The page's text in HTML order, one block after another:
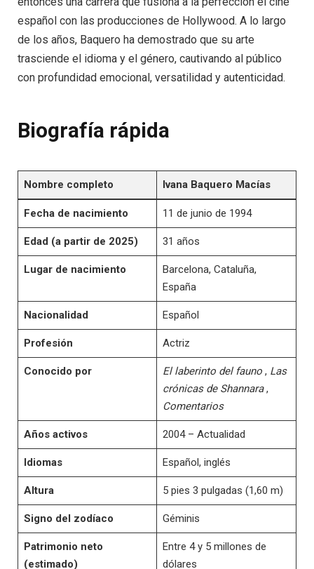
español con las producciones de Hollywood. A lo largo
de los años, Baquero ha demostrado que su arte
trasciende el idioma y el género, cautivando al público
con profundidad emocional, versatilidad y autenticidad.
Biografía rápida
Nombre completo Ivana Baquero Macías
Fecha de nacimiento 11 de junio de 1994
Edad (a partir de 2025) 31 años
Lugar de nacimiento
Barcelona, ​​Cataluña,
España
Nacionalidad Español
Profesión Actriz
Conocido por El laberinto del fauno, Las
crónicas de Shannara,
Comentarios
Años activos 2004 – Actualidad
Idiomas Español, inglés
Altura 5 pies 3 pulgadas (1,60 m)
Signo del zodíaco Géminis
Patrimonio neto
(estimado)
Entre 4 y 5 millones de
dólares